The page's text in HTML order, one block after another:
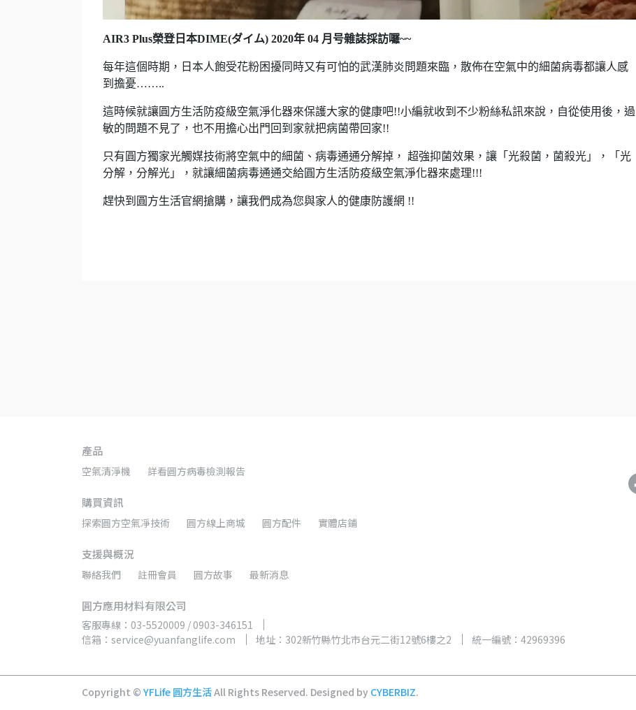
AIR3 Plus榮登日本DIME(ダイム) 2020年 04 月号雜誌採訪囉~~
每年這個時期，日本人飽受花粉困擾同時又有可怕的武漢肺炎問題來臨，散佈在空氣中的細菌病毒都讓人感
到擔憂……..
這時候就讓圓方生活防疫級空氣淨化器來保護大家的健康吧!!小編就收到不少粉絲私訊來說，自從使用後，過
敏的問題不見了，也不用擔心出門回到家就把病菌帶回家!!
只有圓方獨家光觸媒技術將空氣中的細菌、病毒通通分解掉， 超強抑菌效果，讓「光殺菌，菌殺光」，「光
分解，分解光」，就讓細菌病毒通通交給圓方生活防疫級空氣淨化器來處理!!!
趕快到圓方生活官網搶購，讓我們成為您與家人的健康防護網 !!
產品
空氣清淨機 詳看圓方病毒檢測報告
購買資訊
探索圓方空氣凈技術 圓方線上商城 圓方配件 實體店鋪
支援與概況
聯絡我們 註冊會員 圓方故事 最新消息
圓方應用材料有限公司
客服專線：03-5520009 / 0903-346151
信箱：service@yuanfanglife.com
地址：302新竹縣竹北市台元二街12號6樓之2 統一編號：42969396
Copyright © YFLife 圓方生活All Rights Reserved. Designed by CYBERBIZ.